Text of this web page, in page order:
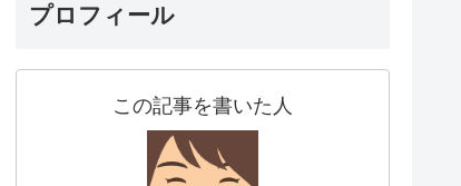
プロフィール
この記事を書いた人